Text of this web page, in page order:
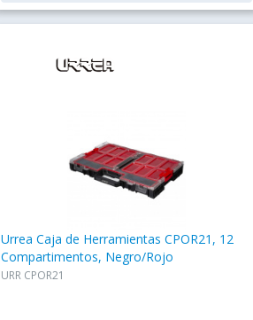
Urrea Caja de Herramientas CPOR21, 12
Compartimentos, Negro/Rojo
URR CPOR21